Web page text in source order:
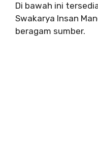
Di bawah ini
Swakarya Insan
beragam sumber.